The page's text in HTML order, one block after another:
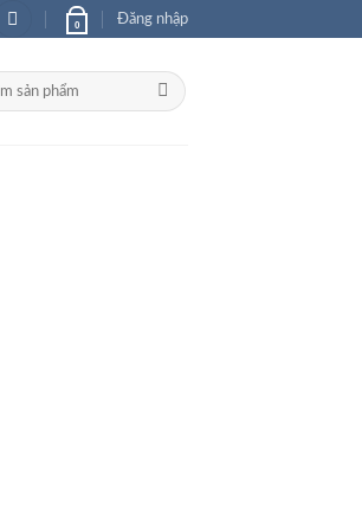
0 Đăng nhập